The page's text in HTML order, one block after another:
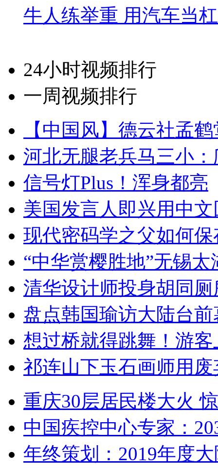
牛人练举重 用汽车当
24小时视频排行
一周视频排行
【中国风】德云社孟
河北无腿老兵马三小
信号灯Plus！浑身都亮
美国发言人即兴用中
现代密码学之父如何
“中华赏樱胜地”无锡
清华设计师投身胡同
盘点韩国瑜访大陆台
想过桥就得跳舞！游客
祁连山下玉石画师用
重庆30层居民楼大火
中国疾控中心专家：
年终策划：2019年度